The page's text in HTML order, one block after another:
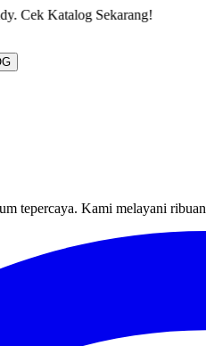
tepercaya. Kami melayani